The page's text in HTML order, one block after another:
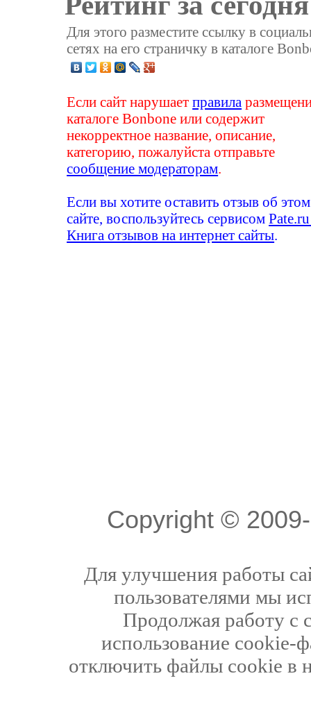
Для этого разместите ссылку в
сетях на его страничку в каталоге
Если сайт нарушаетправила
каталоге Bonbone или содержит
некорректное название, описание,
категорию, пожалуйста отправьте
сообщение модераторам
Если вы хотите оставить отзыв об этом
сайте, воспользуйтесь сервисом
Книга отзывов на интернет сайты
Copyright ©
Для улучшения работы
пользователями мы
Продолжая работу с
использование cookie-
отключить файлы cookie в